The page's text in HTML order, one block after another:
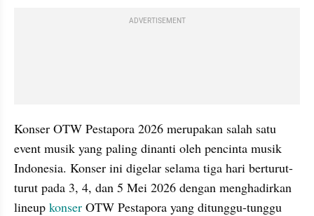
ADVERTISEMENT
Konser OTW Pestapora 2026 merupakan salah satu
event musik yang paling dinanti oleh pencinta musik
Indonesia. Konser ini digelar selama tiga hari berturut-
turut pada 3, 4, dan 5 Mei 2026 dengan menghadirkan
lineup konser OTW Pestapora yang ditunggu-tunggu